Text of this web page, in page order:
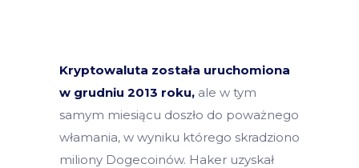
Kryptowaluta została uruchomiona
w grudniu 2013 roku, ale w tym
samym miesiącu doszło do poważnego
włamania, w wyniku którego skradziono
miliony Dogecoinów. Haker uzyskał